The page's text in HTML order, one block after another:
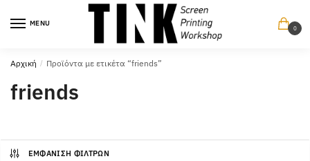
στην
στο
MENU
0
Αρχική / Προϊόντα με ετικέτα “friends”
friends
ΕΜΦΆΝΙΣΗ ΦΊΛΤΡΩΝ